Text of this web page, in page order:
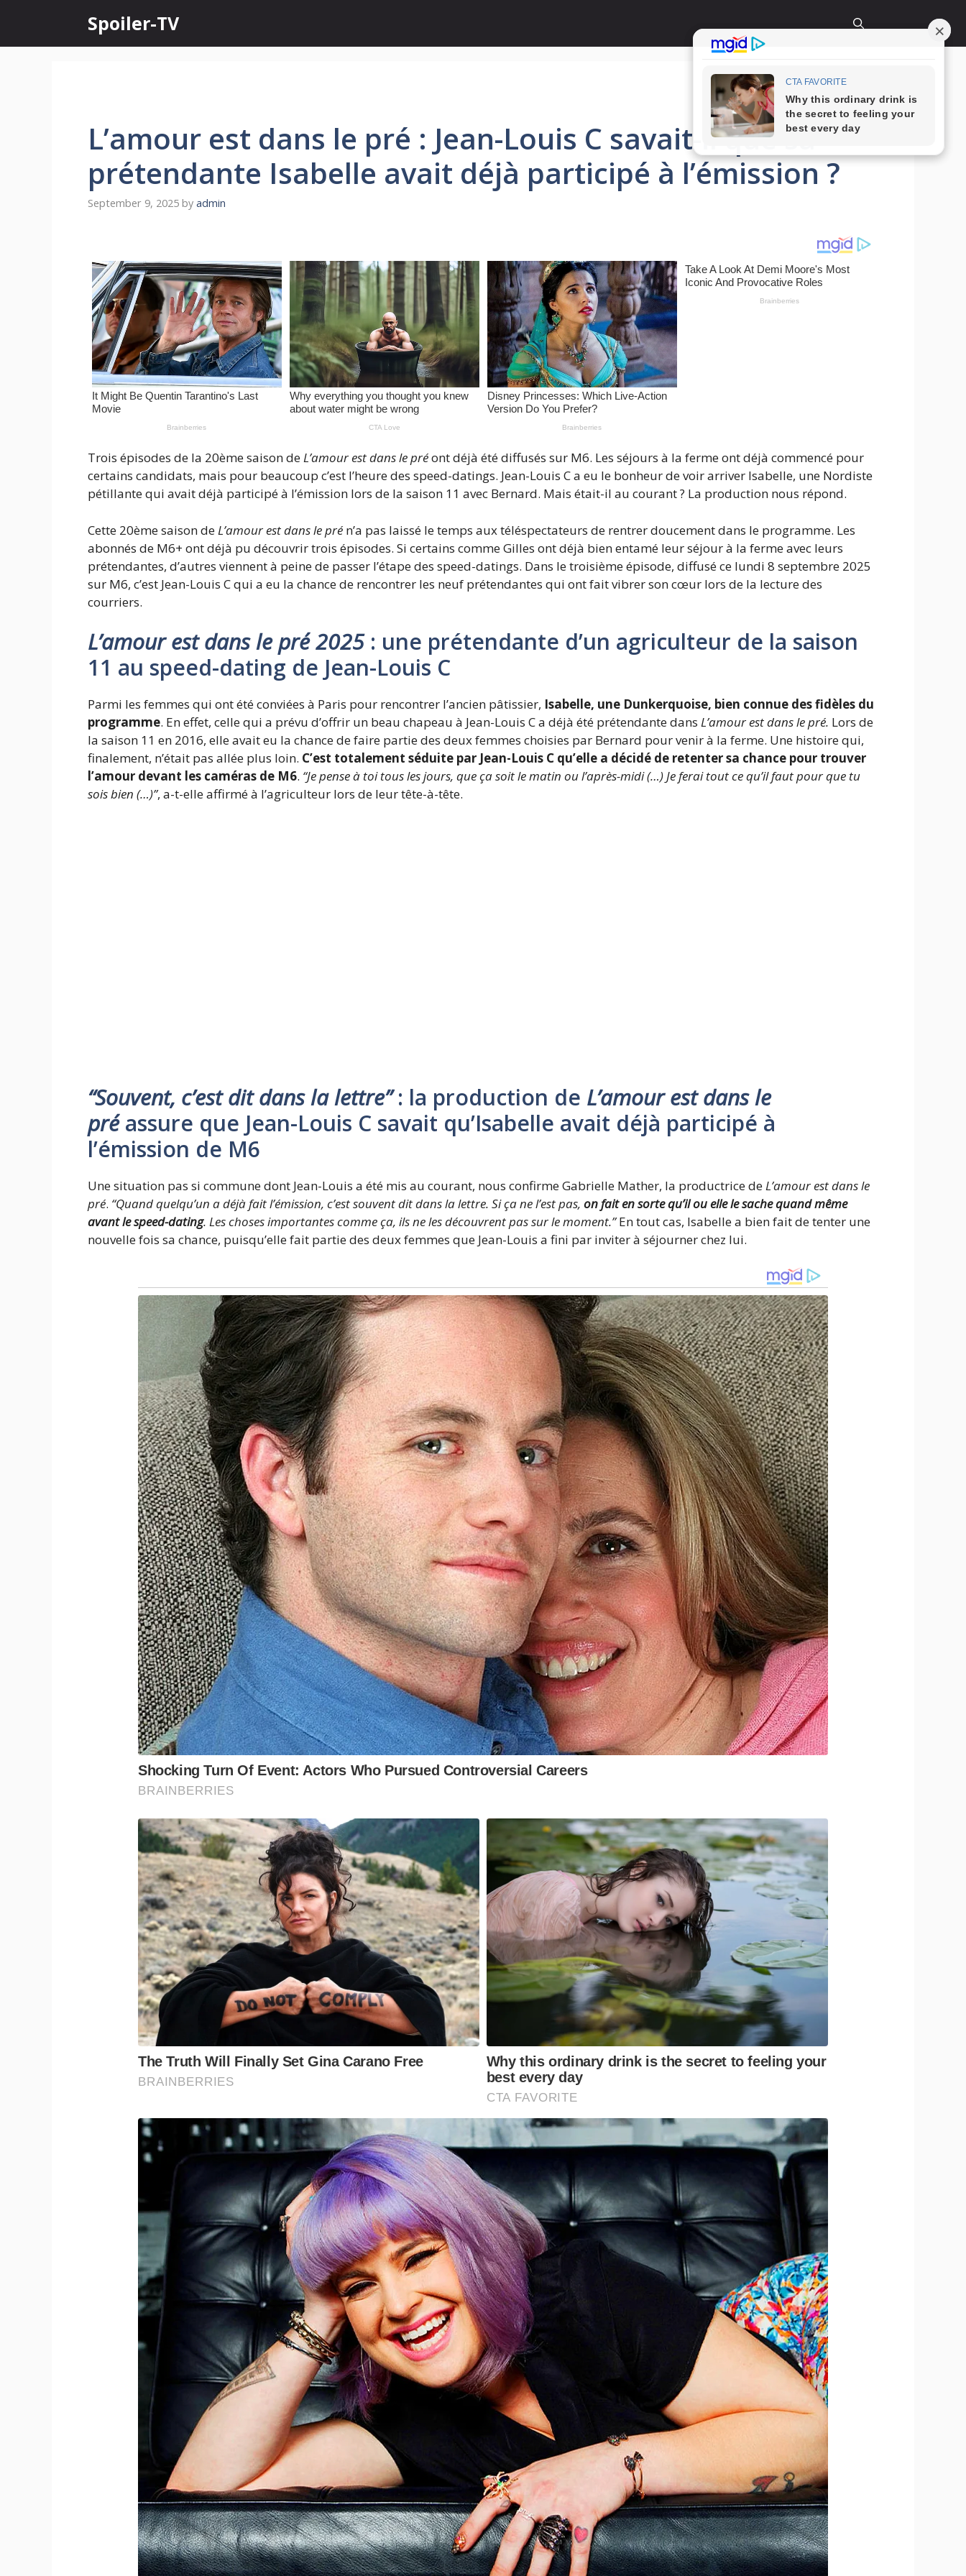
content
Spoiler-TV
L’amour est dans le pré : Jean-Louis C savait-il que sa
prétendante Isabelle avait déjà participé à l’émission ?
September 9, 2025 by admin
Trois épisodes de la 20ème saison deL’amour est dans le préont déjà été diffusés sur M6. Les séjours à la ferme ont déjà commencé pour
certains candidats, mais pour beaucoup c’est l’heure des speed-datings. Jean-Louis C a eu le bonheur de voir arriver Isabelle, une Nordiste
pétillante qui avait déjà participé à l’émission lors de la saison 11 avec Bernard. Mais était-il au courant ? La production nous répond.
Cette 20ème saison deL’amour est dans le pré n’a pas laissé le temps aux téléspectateurs de rentrer doucement dans le programme. Les
abonnés de M6+ ont déjà pu découvrir trois épisodes. Si certains comme Gilles ont déjà bien entamé leur séjour à la ferme avec leurs
prétendantes, d’autres viennent à peine de passer l’étape des speed-datings. Dans le troisième épisode, diffusé ce lundi 8 septembre 2025
sur M6, c’est Jean-Louis C qui a eu la chance de rencontrer les neuf prétendantes qui ont fait vibrer son cœur lors de la lecture des
courriers.
L’amour est dans le pré 2025 : une prétendante d’un agriculteur de la saison
11 au speed-dating de Jean-Louis C
Parmi les femmes qui ont été conviées à Paris pour rencontrer l’ancien pâtissier, Isabelle, une Dunkerquoise, bien connue des fidèles du
programme. En effet, celle qui a prévu d’offrir un beau chapeau à Jean-Louis C a déjà été prétendante dans L’amour est dans le pré. Lors de
la saison 11 en 2016, elle avait eu la chance de faire partie des deux femmes choisies par Bernard pour venir à la ferme. Une histoire qui,
finalement, n’était pas allée plus loin. C’est totalement séduite par Jean-Louis C qu’elle a décidé de retenter sa chance pour trouver
l’amour devant les caméras de M6. “Je pense à toi tous les jours, que ça soit le matin ou l’après-midi (…) Je ferai tout ce qu’il faut pour que tu
sois bien (…)”, a-t-elle affirmé à l’agriculteur lors de leur tête-à-tête.
“Souvent, c’est dit dans la lettre”: la production de L’amour est dans le
préassure que Jean-Louis C savait qu’Isabelle avait déjà participé à
l’émission de M6
Une situation pas si commune dont Jean-Louis a été mis au courant, nous confirme Gabrielle Mather, la productrice deL’amour est dans le
pré. “Quand quelqu’un a déjà fait l’émission, c’est souvent dit dans la lettre. Si ça ne l’est pas, on fait en sorte qu’il ou elle le sache quand même
avant le speed-dating. Les choses importantes comme ça, ils ne les découvrent pas sur le moment.”En tout cas, Isabelle a bien fait de tenter une
nouvelle fois sa chance, puisqu’elle fait partie des deux femmes que Jean-Louis a fini par inviter à séjourner chez lui.